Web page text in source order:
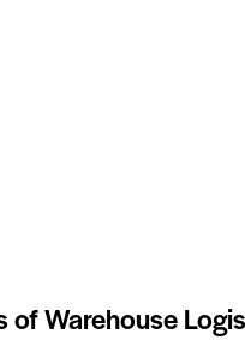
of Warehouse